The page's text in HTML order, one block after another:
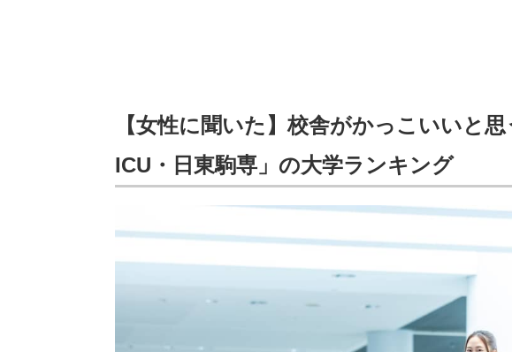
【女性に聞いた】校舎がかっこいいと
ICU・日東駒専」の大学ランキング